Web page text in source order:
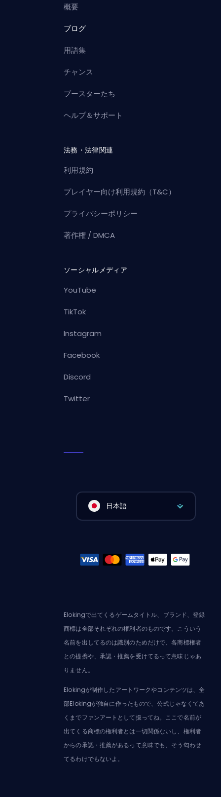
概要
ブログ
用語集
チャンス
ブースターたち
ヘルプ＆サポート
法務・法律関連
利用規約
プレイヤー向け利用規約（T&C）
プライバシーポリシー
著作権 / DMCA
ソーシャルメディア
YouTube
TikTok
Instagram
Facebook
Discord
Twitter
日本語
Elokingで出てくるゲームタイトル、ブランド、登録
商標は全部それぞれの権利者のものです。こういう
名前を出してるのは識別のためだけで、各商標権者
との提携や、承認・推薦を受けてるって意味じゃあ
りません。
Elokingが制作したアートワークやコンテンツは、全
部Elokingが独自に作ったもので、公式じゃなくてあ
くまでファンアートとして扱ってね。ここで名前が
出てくる商標の権利者とは一切関係ないし、権利者
からの承認・推薦があるって意味でも、そう匂わせ
てるわけでもないよ。